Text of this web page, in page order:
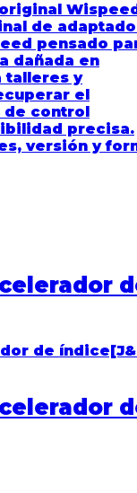
de
pensado
dañada en
talleres y
el
control
precisa.
versión y